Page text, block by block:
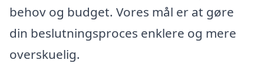
behov og budget. Vores mål er at gøre
din beslutningsproces enklere og mere
overskuelig.